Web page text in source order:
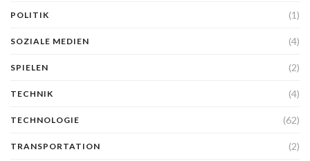
POLITIK (1)
SOZIALE MEDIEN (4)
SPIELEN (2)
TECHNIK (4)
TECHNOLOGIE (62)
TRANSPORTATION (2)